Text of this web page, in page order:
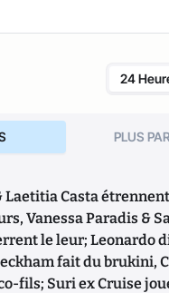
24
PLUS
Laetitia Casta
Vanessa Paradis &
le leur; Leonardo
fait du brukini,
fils; Suri ex Cruise